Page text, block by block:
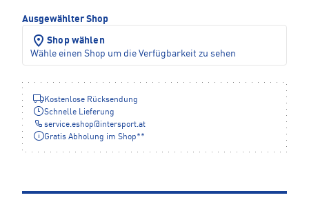
Ausgewählter Shop
Shop wählen
Wähle einen Shop um die Verfügbarkeit zu sehen
Kostenlose Rücksendung
Schnelle Lieferung
service.eshop@intersport.at
Gratis Abholung im Shop**